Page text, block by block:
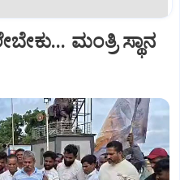
ಮಂತ್ರಿ ಸ್ಥಾನ